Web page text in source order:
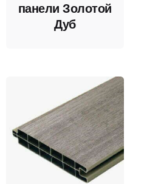
панели Золотой
Дуб